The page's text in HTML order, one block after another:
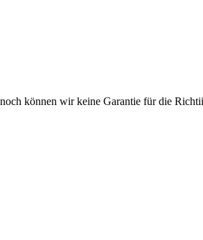
können wir keine Garantie für die